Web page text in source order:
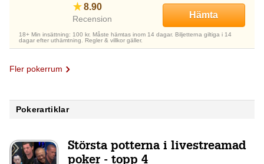
8.90
Recension Hämta
18+ Min insättning: 100 kr. Måste hämtas inom 14 dagar. Biljetterna giltiga i 14
dagar efter uthämtning. Regler & villkor gäller.
Fler pokerrum
Pokerartiklar
Största potterna i livestreamad
poker - topp 4